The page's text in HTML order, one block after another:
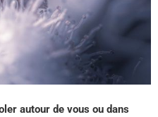
autour de vous ou dans